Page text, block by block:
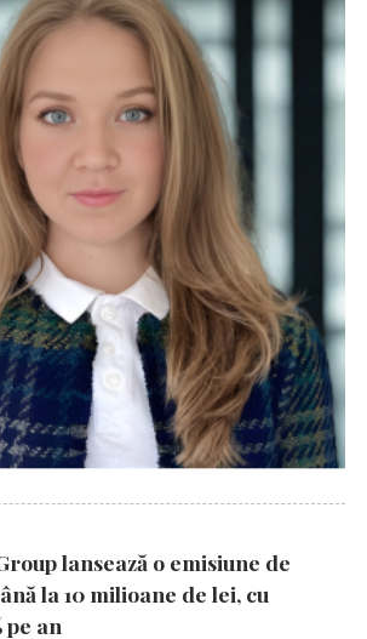
lansează o emisiune de
la 10 milioane de lei, cu
pe an